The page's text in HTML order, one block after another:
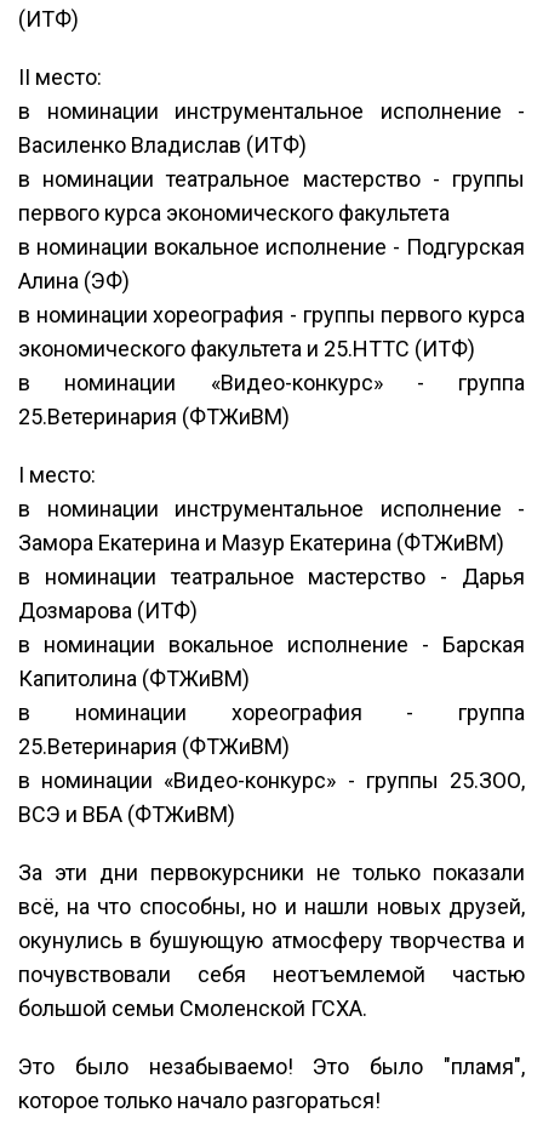
(ИТФ)
II место:
в номинации инструментальное исполнение -
Василенко Владислав (ИТФ)
в номинации театральное мастерство - группы
первого курса экономического факультета
в номинации вокальное исполнение - Подгурская
Алина (ЭФ)
в номинации хореография - группы первого курса
экономического факультета и 25.НТТС (ИТФ)
в номинации «Видео-конкурс» - группа
25.Ветеринария (ФТЖиВМ)
I место:
в номинации инструментальное исполнение -
Замора Екатерина и Мазур Екатерина (ФТЖиВМ)
в номинации театральное мастерство - Дарья
Дозмарова (ИТФ)
в номинации вокальное исполнение - Барская
Капитолина (ФТЖиВМ)
в номинации хореография - группа
25.Ветеринария (ФТЖиВМ)
в номинации «Видео-конкурс» - группы 25.ЗОО,
ВСЭ и ВБА (ФТЖиВМ)
За эти дни первокурсники не только показали
всё, на что способны, но и нашли новых друзей,
окунулись в бушующую атмосферу творчества и
почувствовали себя неотъемлемой частью
большой семьи Смоленской ГСХА.
Это было незабываемо! Это было "пламя",
которое только начало разгораться!